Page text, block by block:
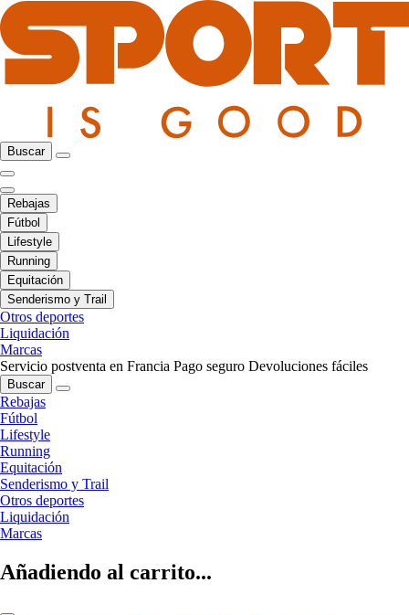
Buscar
Rebajas
Fútbol
Lifestyle
Running
Equitación
Senderismo y Trail
Otros deportes
Liquidación
Marcas
Servicio postventa en Francia Pago seguro Devoluciones fáciles
Buscar
Rebajas
Fútbol
Lifestyle
Running
Equitación
Senderismo y Trail
Otros deportes
Liquidación
Marcas
Añadiendo al carrito...